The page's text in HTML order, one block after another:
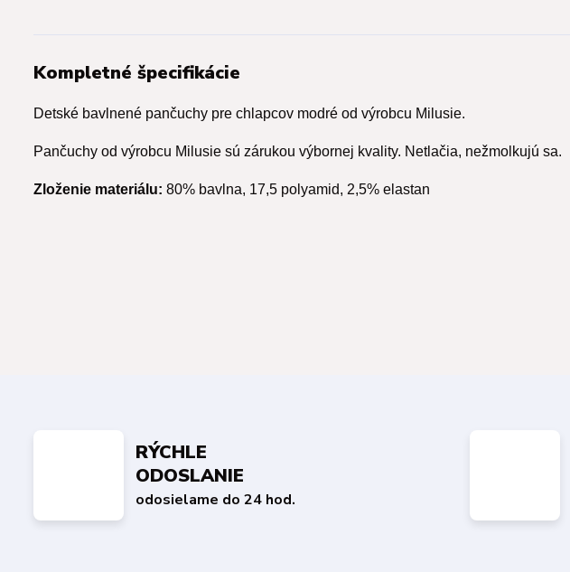
Kompletné špecifikácie
Detské bavlnené pančuchy pre chlapcov modré od výrobcu Milusie.
Pančuchy od výrobcu Milusie sú zárukou výbornej kvality. Netlačia, nežmolkujú sa.
Zloženie materiálu: 80% bavlna, 17,5 polyamid, 2,5% elastan
RÝCHLE
ODOSLANIE
odosielame do 24 hod.